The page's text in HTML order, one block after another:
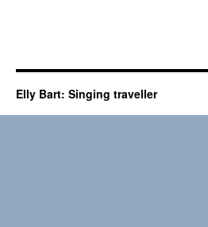
Elly Bart: Singing traveller